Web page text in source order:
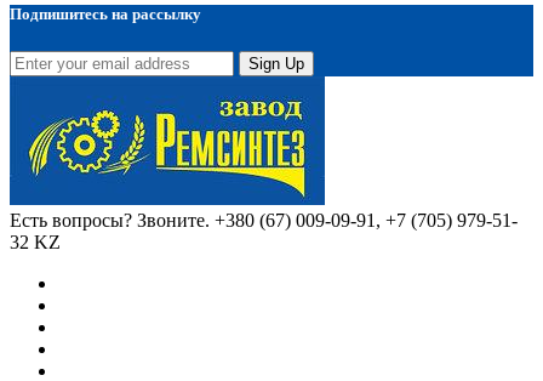
Подпишитесь на рассылку
Sign Up
Есть вопросы? Звоните. +380 (67) 009-09-91, +7 (705) 979-51-
32 KZ